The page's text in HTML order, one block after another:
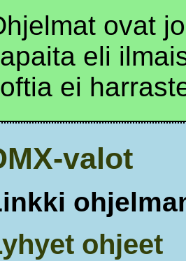
ovat
eli
ei
valot
ohjeet